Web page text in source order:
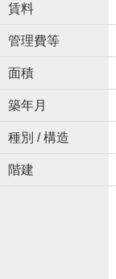
賃料
管理費等
面積
築年月
種別 / 構造
階建